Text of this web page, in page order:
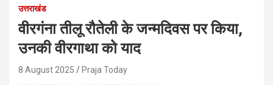
उत्तराखंड
वीरगंना तीलू रौतेली के जन्मदिवस पर किया,
उनकी वीरगाथा को याद
8 August 2025 Praja Today